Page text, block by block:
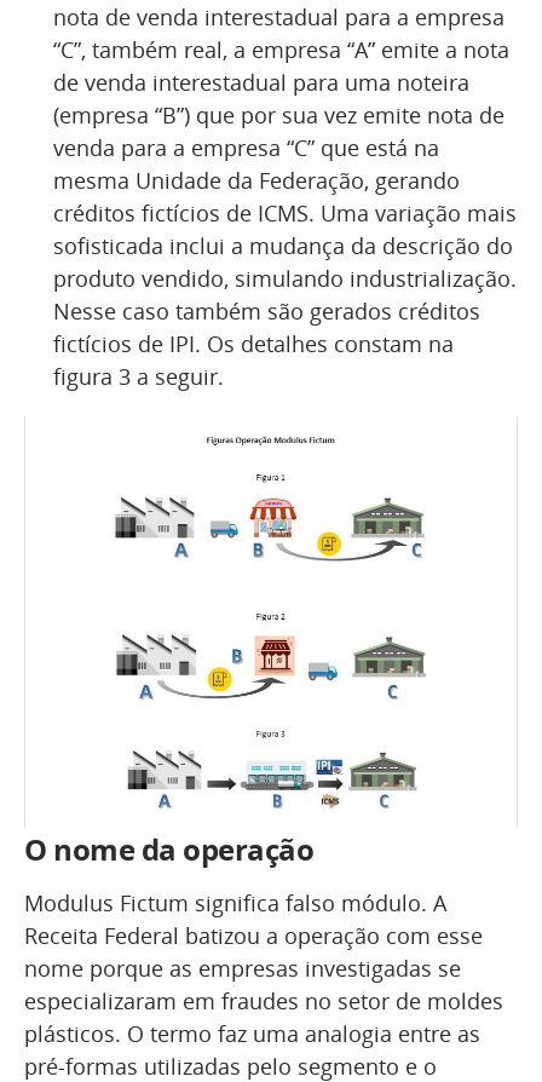
nota de venda interestadual para a empresa
“C”, também real, a empresa “A” emite a nota
de venda interestadual para uma noteira
(empresa “B”) que por sua vez emite nota de
venda para a empresa “C” que está na
mesma Unidade da Federação, gerando
créditos fictícios de ICMS. Uma variação mais
sofisticada inclui a mudança da descrição do
produto vendido, simulando industrialização.
Nesse caso também são gerados créditos
fictícios de IPI. Os detalhes constam na
figura 3 a seguir.
O nome da operação
Modulus Fictum significa falso módulo. A
Receita Federal batizou a operação com esse
nome porque as empresas investigadas se
especializaram em fraudes no setor de moldes
plásticos. O termo faz uma analogia entre as
pré-formas utilizadas pelo segmento e o